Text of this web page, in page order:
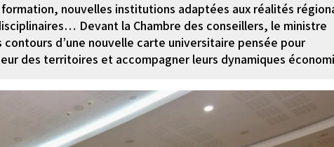
nouvelles institutions adaptées aux réalités
Devant la Chambre des conseillers, le ministre
contours d’une nouvelle carte universitaire pensée pour
des territoires et accompagner leurs dynamiques